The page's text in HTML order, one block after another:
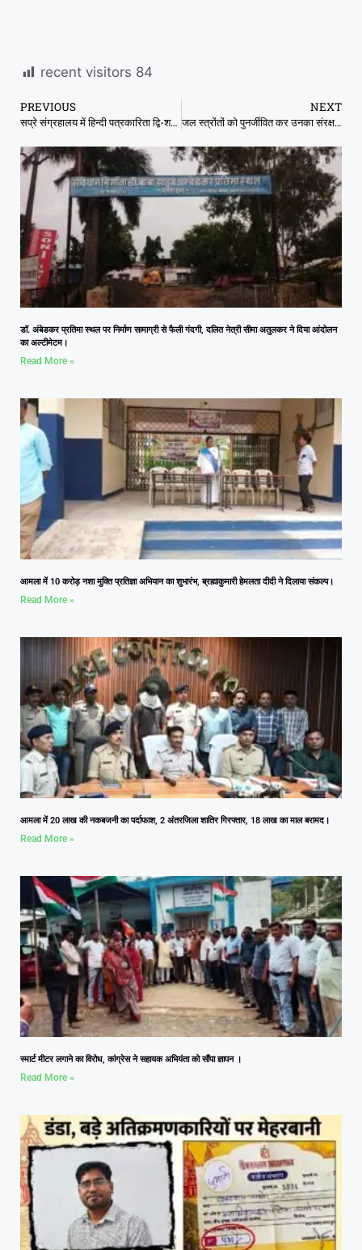
recent visitors 84
PREVIOUS
सप्रे संग्रहालय में हिन्दी पत्रकारिता द्वि-शताब्दी समारोह 21 जून को
NEXT
जल स्‍त्रोंतों को पुनर्जीवित कर उनका संरक्षण करें-मंत्री पटेल
डॉ. अंबेडकर प्रतिमा स्थल पर निर्माण सामाग्री से फैली गंदगी, दलित नेत्री सीमा अतुलकर ने दिया आंदोलन
का अल्टीमेटम।
Read More »
आमला में 10 करोड़ नशा मुक्ति प्रतिज्ञा अभियान का शुभारंभ, ब्रह्माकुमारी हेमलता दीदी ने दिलाया संकल्प।
Read More »
आमला में 20 लाख की नकबजनी का पर्दाफाश, 2 अंतरजिला शातिर गिरफ्तार, 18 लाख का माल बरामद।
Read More »
स्मार्ट मीटर लगाने का विरोध, कांग्रेस ने सहायक अभियंता को सौंपा ज्ञापन ।
Read More »